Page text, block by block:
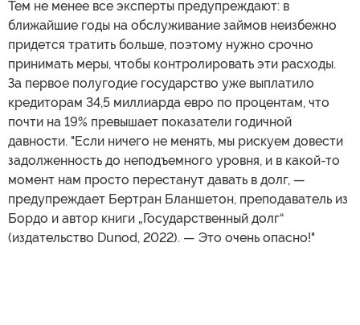
Тем не менее все эксперты предупреждают: в
ближайшие годы на обслуживание займов неизбежно
придется тратить больше, поэтому нужно срочно
принимать меры, чтобы контролировать эти расходы.
За первое полугодие государство уже выплатило
кредиторам 34,5 миллиарда евро по процентам, что
почти на 19% превышает показатели годичной
давности. "Если ничего не менять, мы рискуем довести
задолженность до неподъемного уровня, и в какой-то
момент нам просто перестанут давать в долг, —
предупреждает Бертран Бланшетон, преподаватель из
Бордо и автор книги „Государственный долг“
(издательство Dunod, 2022). — Это очень опасно!"